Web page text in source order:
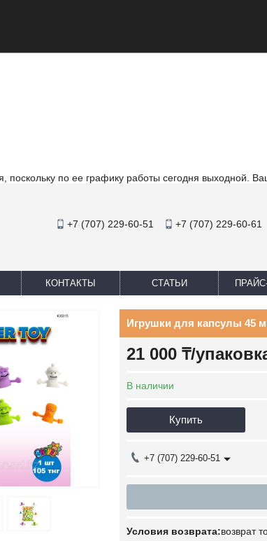
по ее графику работы сегодня выходной.
+7 (707) 229-60-51 +7 (707) 229-60-61
КОНТАКТЫ СТАТЬИ
Игрушки для капсулы 45
21 000 ₸/
В наличии
Купить
+7 (707) 229-60-51
возврат